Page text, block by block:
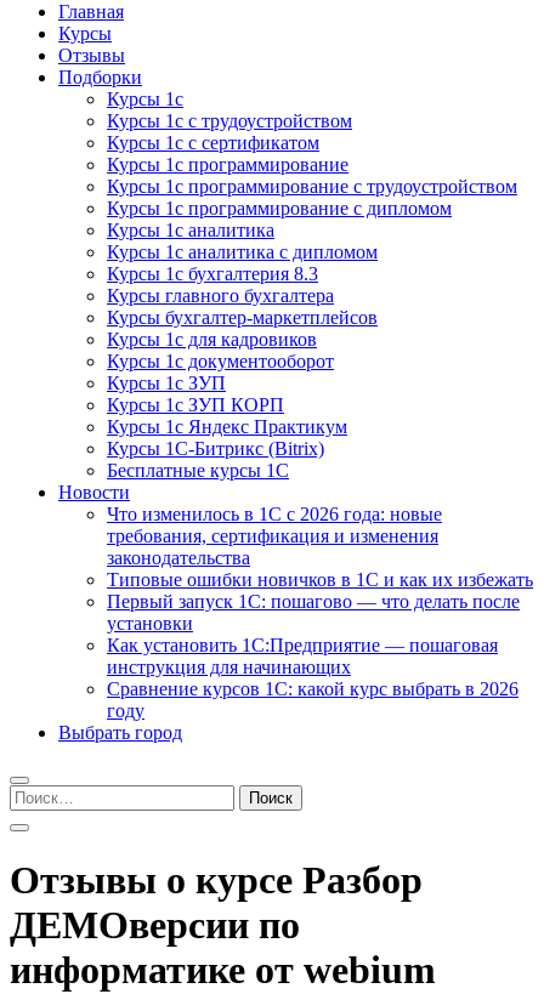
Курсы 1С
Курсы 1С официальная сертификация
Главная
Курсы
Отзывы
Подборки
Курсы 1с
Курсы 1с с трудоустройством
Курсы 1с с сертификатом
Курсы 1с программирование
Курсы 1с программирование с трудоустройством
Курсы 1с программирование с дипломом
Курсы 1с аналитика
Курсы 1с аналитика с дипломом
Курсы 1с бухгалтерия 8.3
Курсы главного бухгалтера
Курсы бухгалтер-маркетплейсов
Курсы 1с для кадровиков
Курсы 1с документооборот
Курсы 1с ЗУП
Курсы 1с ЗУП КОРП
Курсы 1с Яндекс Практикум
Курсы 1С-Битрикс (Bitrix)
Бесплатные курсы 1С
Новости
Что изменилось в 1С с 2026 года: новые
требования, сертификация и изменения
законодательства
Типовые ошибки новичков в 1С и как их избежать
Первый запуск 1С: пошагово — что делать после
установки
Как установить 1С:Предприятие — пошаговая
инструкция для начинающих
Сравнение курсов 1С: какой курс выбрать в 2026
году
Выбрать город
Найти:
Отзывы о курсе Разбор
ДЕМОверсии по
информатике от webium